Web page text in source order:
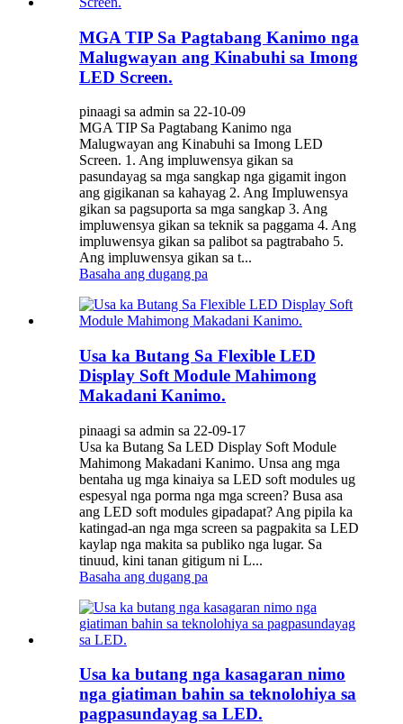
MGA TIP Sa Pagtabang Kanimo nga
Malugwayan ang Kinabuhi sa Imong
LED Screen.
pinaagi sa admin sa 22-10-09
MGA TIP Sa Pagtabang Kanimo nga
Malugwayan ang Kinabuhi sa Imong LED
Screen. 1. Ang impluwensya gikan sa
pasundayag sa mga sangkap nga gigamit ingon
ang gigikanan sa kahayag 2. Ang Impluwensya
gikan sa pagsuporta sa mga sangkap 3. Ang
impluwensya gikan sa teknik sa paggama 4. Ang
impluwensya gikan sa palibot sa pagtrabaho 5.
Ang impluwensya gikan sa t...
Basaha ang dugang pa
Usa ka Butang Sa Flexible LED
Display Soft Module Mahimong
Makadani Kanimo.
pinaagi sa admin sa 22-09-17
Usa ka Butang Sa LED Display Soft Module
Mahimong Makadani Kanimo. Unsa ang mga
bentaha ug mga kinaiya sa LED soft modules ug
espesyal nga porma nga mga screen? Busa asa
ang LED soft modules gipadapat? Ang pipila ka
katingad-an nga mga screen sa pagpakita sa LED
kaylap nga makita sa publiko nga lugar. Sa
tinuud, kini tanan gitigum ni L...
Basaha ang dugang pa
Usa ka butang nga kasagaran nimo
nga giatiman bahin sa teknolohiya sa
pagpasundayag sa LED.